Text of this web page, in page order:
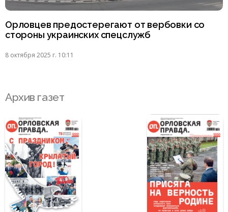
Орловцев предостерегают от вербовки со
стороны украинских спецслужб
8 октября 2025 г. 10:11
Архив газет